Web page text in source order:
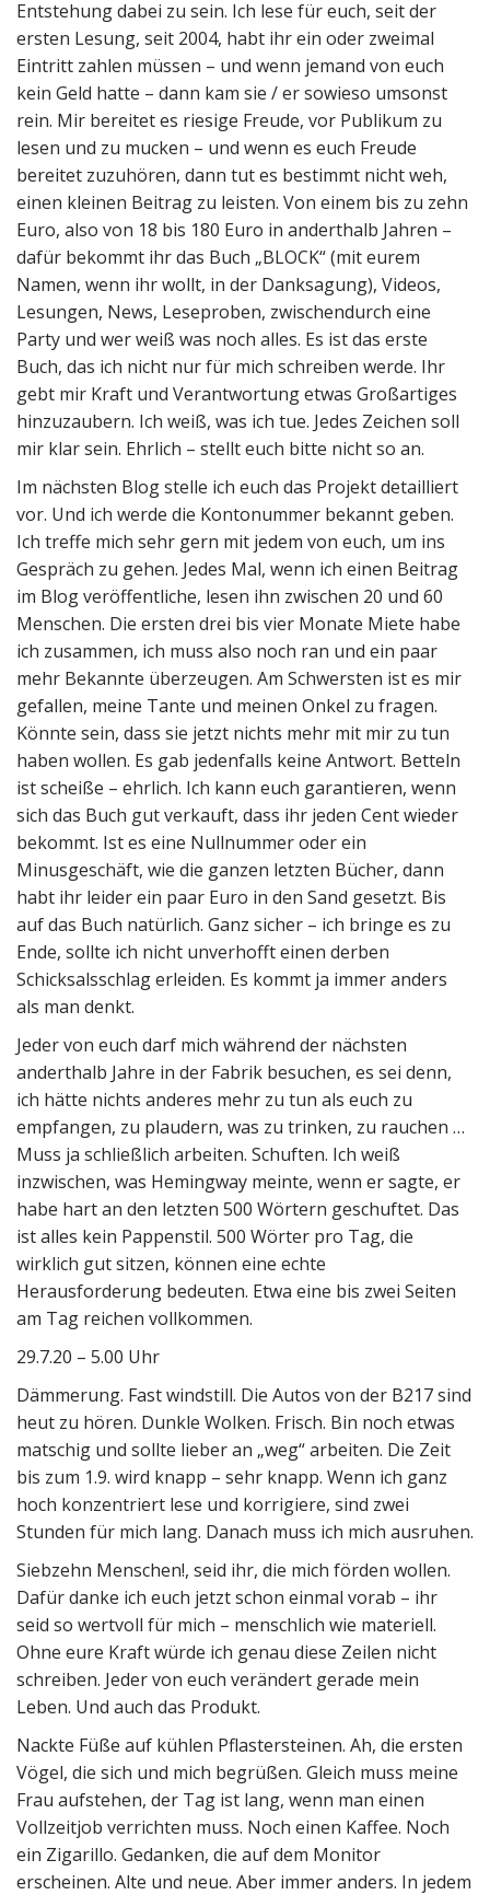
Entstehung dabei zu sein. Ich lese für euch, seit der
ersten Lesung, seit 2004, habt ihr ein oder zweimal
Eintritt zahlen müssen – und wenn jemand von euch
kein Geld hatte – dann kam sie / er sowieso umsonst
rein. Mir bereitet es riesige Freude, vor Publikum zu
lesen und zu mucken – und wenn es euch Freude
bereitet zuzuhören, dann tut es bestimmt nicht weh,
einen kleinen Beitrag zu leisten. Von einem bis zu zehn
Euro, also von 18 bis 180 Euro in anderthalb Jahren –
dafür bekommt ihr das Buch „BLOCK“ (mit eurem
Namen, wenn ihr wollt, in der Danksagung), Videos,
Lesungen, News, Leseproben, zwischendurch eine
Party und wer weiß was noch alles. Es ist das erste
Buch, das ich nicht nur für mich schreiben werde. Ihr
gebt mir Kraft und Verantwortung etwas Großartiges
hinzuzaubern. Ich weiß, was ich tue. Jedes Zeichen soll
mir klar sein. Ehrlich – stellt euch bitte nicht so an.
Im nächsten Blog stelle ich euch das Projekt detailliert
vor. Und ich werde die Kontonummer bekannt geben.
Ich treffe mich sehr gern mit jedem von euch, um ins
Gespräch zu gehen. Jedes Mal, wenn ich einen Beitrag
im Blog veröffentliche, lesen ihn zwischen 20 und 60
Menschen. Die ersten drei bis vier Monate Miete habe
ich zusammen, ich muss also noch ran und ein paar
mehr Bekannte überzeugen. Am Schwersten ist es mir
gefallen, meine Tante und meinen Onkel zu fragen.
Könnte sein, dass sie jetzt nichts mehr mit mir zu tun
haben wollen. Es gab jedenfalls keine Antwort. Betteln
ist scheiße – ehrlich. Ich kann euch garantieren, wenn
sich das Buch gut verkauft, dass ihr jeden Cent wieder
bekommt. Ist es eine Nullnummer oder ein
Minusgeschäft, wie die ganzen letzten Bücher, dann
habt ihr leider ein paar Euro in den Sand gesetzt. Bis
auf das Buch natürlich. Ganz sicher – ich bringe es zu
Ende, sollte ich nicht unverhofft einen derben
Schicksalsschlag erleiden. Es kommt ja immer anders
als man denkt.
Jeder von euch darf mich während der nächsten
anderthalb Jahre in der Fabrik besuchen, es sei denn,
ich hätte nichts anderes mehr zu tun als euch zu
empfangen, zu plaudern, was zu trinken, zu rauchen …
Muss ja schließlich arbeiten. Schuften. Ich weiß
inzwischen, was Hemingway meinte, wenn er sagte, er
habe hart an den letzten 500 Wörtern geschuftet. Das
ist alles kein Pappenstil. 500 Wörter pro Tag, die
wirklich gut sitzen, können eine echte
Herausforderung bedeuten. Etwa eine bis zwei Seiten
am Tag reichen vollkommen.
29.7.20 – 5.00 Uhr
Dämmerung. Fast windstill. Die Autos von der B217 sind
heut zu hören. Dunkle Wolken. Frisch. Bin noch etwas
matschig und sollte lieber an „weg“ arbeiten. Die Zeit
bis zum 1.9. wird knapp – sehr knapp. Wenn ich ganz
hoch konzentriert lese und korrigiere, sind zwei
Stunden für mich lang. Danach muss ich mich ausruhen.
Siebzehn Menschen!, seid ihr, die mich förden wollen.
Dafür danke ich euch jetzt schon einmal vorab – ihr
seid so wertvoll für mich – menschlich wie materiell.
Ohne eure Kraft würde ich genau diese Zeilen nicht
schreiben. Jeder von euch verändert gerade mein
Leben. Und auch das Produkt.
Nackte Füße auf kühlen Pflastersteinen. Ah, die ersten
Vögel, die sich und mich begrüßen. Gleich muss meine
Frau aufstehen, der Tag ist lang, wenn man einen
Vollzeitjob verrichten muss. Noch einen Kaffee. Noch
ein Zigarillo. Gedanken, die auf dem Monitor
erscheinen. Alte und neue. Aber immer anders. In jedem